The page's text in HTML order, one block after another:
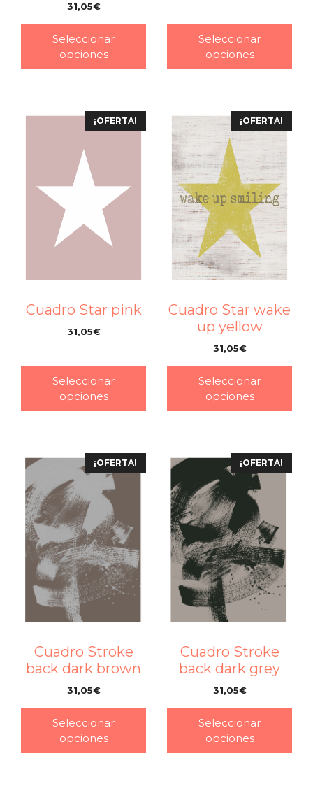
31,05€
Seleccionar
opciones
Seleccionar
opciones
¡OFERTA!
Cuadro Star pink
31,05€
Seleccionar
opciones
¡OFERTA!
Cuadro Star wake
up yellow
31,05€
Seleccionar
opciones
¡OFERTA!
Cuadro Stroke
back dark brown
31,05€
Seleccionar
opciones
¡OFERTA!
Cuadro Stroke
back dark grey
31,05€
Seleccionar
opciones